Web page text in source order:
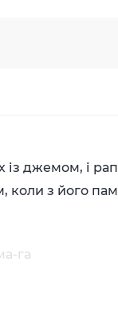
джемом, і
коли з його
га